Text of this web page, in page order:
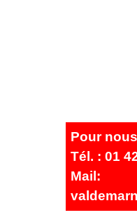
Pour
Tél. : 01
Mail: